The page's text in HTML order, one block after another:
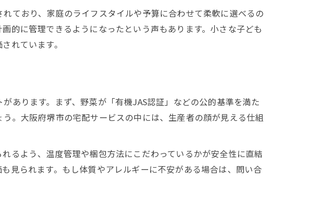
ており、家庭のライフスタイルや予算に合わせて柔軟に選べるの
的に管理できるようになったという声もあります。小さな子ども
れています。
あります。まず、野菜が「有機JAS認証」などの公的基準を満た
。大阪府堺市の宅配サービスの中には、生産者の顔が見える仕組
るよう、温度管理や梱包方法にこだわっているかが安全性に直結
見られます。もし体質やアレルギーに不安がある場合は、問い合